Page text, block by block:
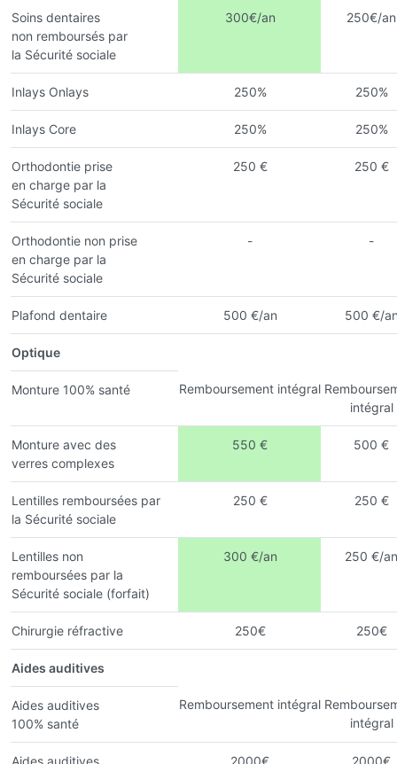
Soins dentaires
non remboursés par
la Sécurité sociale
300€/an 250€/an
Inlays Onlays 250% 250%
Inlays Core 250% 250%
Orthodontie prise
en charge par la
Sécurité sociale
250 € 250 €
Orthodontie non prise
en charge par la
Sécurité sociale
- -
Plafond dentaire 500 €/an 500 €/
Optique
Monture 100% santé Remboursement intégral
intégral
Monture avec des
verres complexes
550 € 500 €
Lentilles remboursées par
la Sécurité sociale
250 € 250 €
Lentilles non
remboursées par la
Sécurité sociale (forfait)
300 €/an 250 €/an
Chirurgie réfractive 250€ 250€
Aides auditives
Aides auditives
100% santé
Remboursement intégral
intégral
Aides auditives 2000€ 2000€